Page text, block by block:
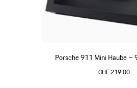
Porsche 911 Mini Haube –
CHF 219.00